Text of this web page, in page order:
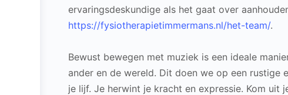
ervaringsdeskundige als het gaat over
https://fysiotherapietimmermans.nl/het-team/.
Bewust bewegen met muziek is een ideale
ander en de wereld. Dit doen we op een rustige
je lijf. Je herwint je kracht en expressie. Kom uit